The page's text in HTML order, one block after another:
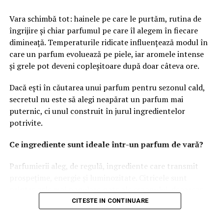
De ce amânarea succesiunii
este o eroare strategică?
Neglijarea procedurii succesorale pe perioade lungi de
timp conduce, în mod inevitabil, la complicații. Pe
greu de recuperat, iar situația juridică a bunurilor se
poate degrada din cauza neactualizării actelor în
registrele de publicitate imobiliară. Amânarea nu reduce
sarcinile, ci le amplifică, transformând o procedură care
laborioasă.
Reglementarea succesiunii la momentul oportun asigură
înțeleg care sunt drepturile succesorale ce le revin și
când optează, la nevoie, pentru o cesiune drepturi
Vara schimbă tot: hainele pe care le purtăm, rutina de
îngrijire și chiar parfumul pe care îl alegem în fiecare
dimineață. Temperaturile ridicate influențează modul în
care un parfum evoluează pe piele, iar aromele intense
și grele pot deveni copleșitoare după doar câteva ore.
Dacă ești în căutarea unui parfum pentru sezonul cald,
secretul nu este să alegi neapărat un parfum mai
puternic, ci unul construit în jurul ingredientelor
potrivite.
Ce ingrediente sunt ideale într-un parfum de vară?
Parfumierii aleg, de regulă, ingrediente care transmit
oferă o senzație imediată de prospețime și se dezvoltă
CITESTE IN CONTINUARE